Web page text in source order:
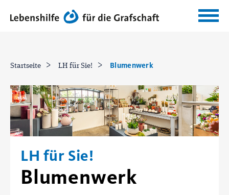
Startseite LH für Sie! Blumenwerk
Blumenwerk
LH für Sie!